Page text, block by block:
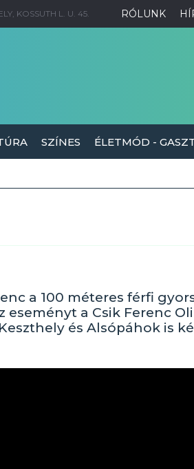
RÓLUNK
KOSSUTH L. U. 45.
SZÍNES ÉLETMÓD -
a 100 méteres férfi
a Csik Ferenc
és Alsópáhok is